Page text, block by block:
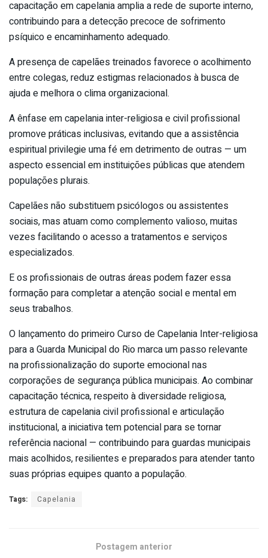
capacitação em capelania amplia a rede de suporte interno,
contribuindo para a detecção precoce de sofrimento
psíquico e encaminhamento adequado.
A presença de capelães treinados favorece o acolhimento
entre colegas, reduz estigmas relacionados à busca de
ajuda e melhora o clima organizacional.
A ênfase em capelania inter-religiosa e civil profissional
promove práticas inclusivas, evitando que a assistência
espiritual privilegie uma fé em detrimento de outras — um
aspecto essencial em instituições públicas que atendem
populações plurais.
Capelães não substituem psicólogos ou assistentes
sociais, mas atuam como complemento valioso, muitas
vezes facilitando o acesso a tratamentos e serviços
especializados.
E os profissionais de outras áreas podem fazer essa
formação para completar a atenção social e mental em
seus trabalhos.
O lançamento do primeiro Curso de Capelania Inter-religiosa
para a Guarda Municipal do Rio marca um passo relevante
na profissionalização do suporte emocional nas
corporações de segurança pública municipais. Ao combinar
capacitação técnica, respeito à diversidade religiosa,
estrutura de capelania civil profissional e articulação
institucional, a iniciativa tem potencial para se tornar
referência nacional — contribuindo para guardas municipais
mais acolhidos, resilientes e preparados para atender tanto
suas próprias equipes quanto a população.
Tags: Capelania
Postagem anterior